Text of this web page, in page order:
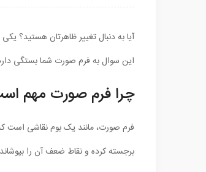
آیا به دنبال تغییر ظاهرتان هستید؟
این سوال به فرم صورت شما بستگی
چرا فرم صورت مهم
فرم صورت، مانند یک بوم نقاشی
برجسته کرده و نقاط ضعف آن را